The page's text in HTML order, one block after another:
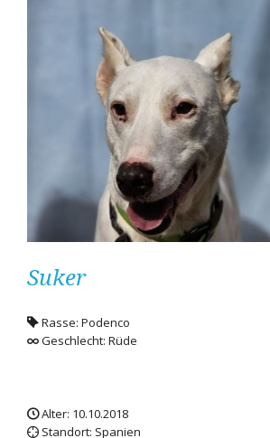
Suker
Rasse: Podenco
Geschlecht: Rüde
Alter: 10.10.2018
Standort: Spanien